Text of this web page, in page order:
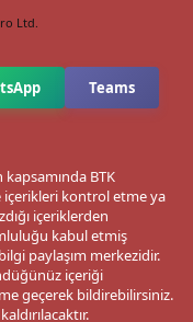
Ltd.
Teams
kapsamında BTK
içerikleri kontrol etme ya
içeriklerden
kabul etmiş
paylaşım merkezidir.
içeriği
geçerek bildirebilirsiniz.